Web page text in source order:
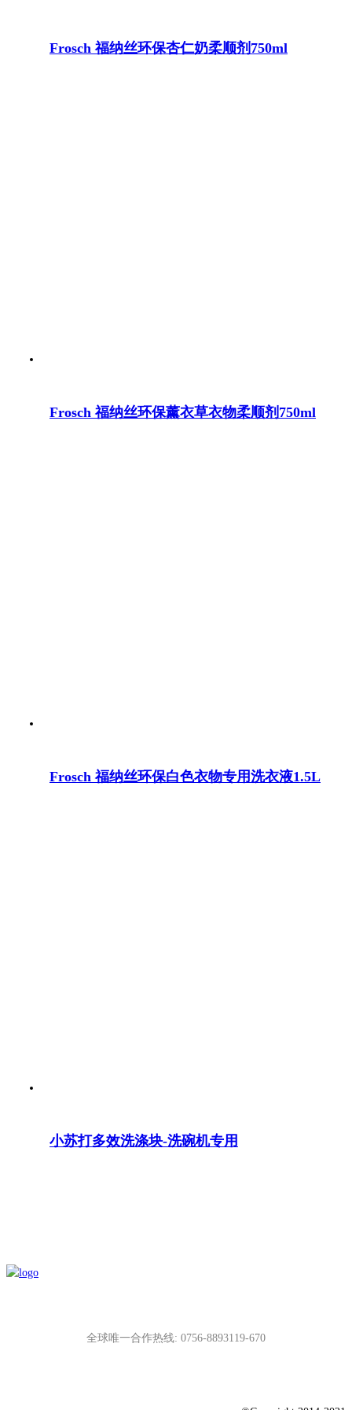
Frosch 福纳丝环保杏仁奶柔顺剂750ml
Frosch 福纳丝环保薰衣草衣物柔顺剂750ml
Frosch 福纳丝环保白色衣物专用洗衣液1.5L
小苏打多效洗涤块-洗碗机专用
全球唯一合作热线: 0756-8893119-670